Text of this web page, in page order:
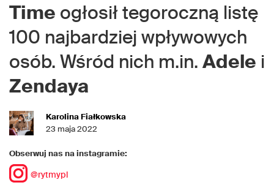
Time ogłosił tegoroczną listę
100 najbardziej wpływowych
osób. Wśród nich m.in. Adele i
Zendaya
Karolina Fiałkowska
23 maja 2022
Obserwuj nas na instagramie:
@rytmypl